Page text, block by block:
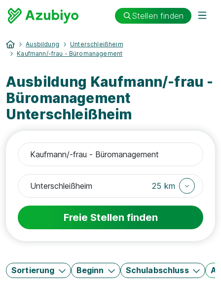
Stellen finden
Ausbildung
Unterschleißheim
Kaufmann/-frau - Büromanagement
Ausbildung Kaufmann/-frau -
Büromanagement
Unterschleißheim
25 km
Freie Stellen finden
Sortierung Beginn Schulabschluss